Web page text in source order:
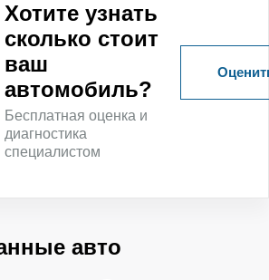
Хотите узнать
сколько стоит
ваш
автомобиль?
Бесплатная оценка и
диагностика
специалистом
авто